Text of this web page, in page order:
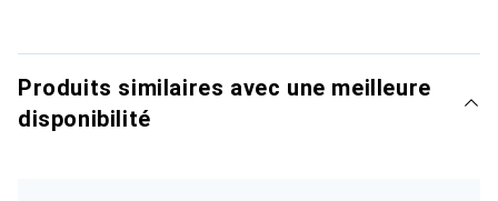
Produits similaires avec une meilleure
disponibilité